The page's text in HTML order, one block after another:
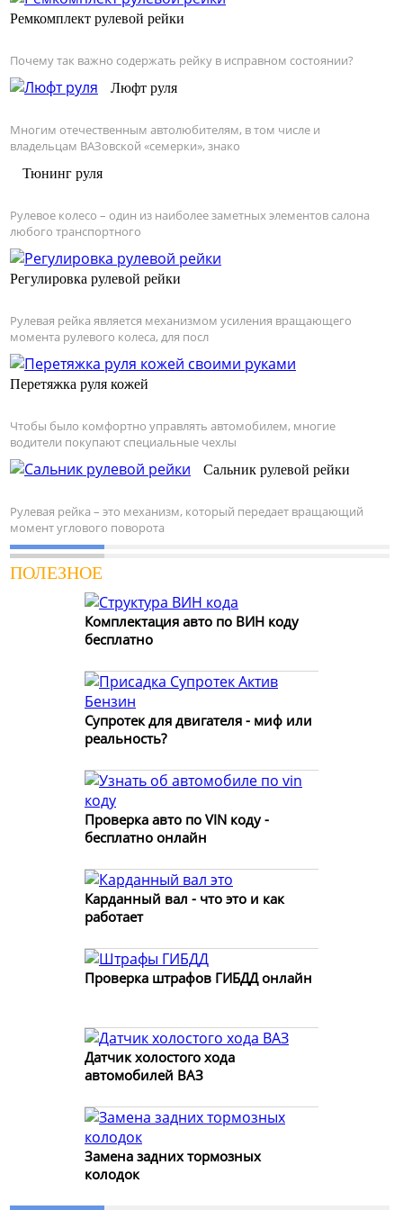
Ремкомплект рулевой рейки
Почему так важно содержать рейку в исправном состоянии?
Люфт руля
Многим отечественным автолюбителям, в том числе и
владельцам ВАЗовской «семерки», знако
Тюнинг руля
Рулевое колесо – один из наиболее заметных элементов салона
любого транспортного
Регулировка рулевой рейки
Рулевая рейка является механизмом усиления вращающего
момента рулевого колеса, для посл
Перетяжка руля кожей
Чтобы было комфортно управлять автомобилем, многие
водители покупают специальные чехлы
Сальник рулевой рейки
Рулевая рейка – это механизм, который передает вращающий
момент углового поворота
ПОЛЕЗНОЕ
Комплектация авто по ВИН коду
бесплатно
Супротек для двигателя - миф или
реальность?
Проверка авто по VIN коду -
бесплатно онлайн
Карданный вал - что это и как
работает
Проверка штрафов ГИБДД онлайн
Датчик холостого хода
автомобилей ВАЗ
Замена задних тормозных
колодок